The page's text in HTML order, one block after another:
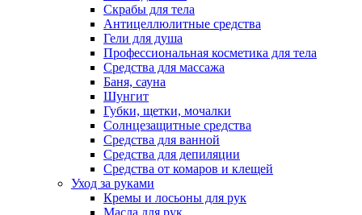
Скрабы для тела
Антицеллюлитные средства
Гели для душа
Профессиональная косметика для тела
Средства для массажа
Баня, сауна
Шунгит
Губки, щетки, мочалки
Солнцезащитные средства
Средства для ванной
Средства для депиляции
Средства от комаров и клещей
Уход за руками
Кремы и лосьоны для рук
Масла для рук